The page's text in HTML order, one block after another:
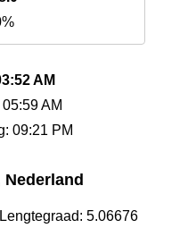
AM
AM
09:21 PM
5.06676